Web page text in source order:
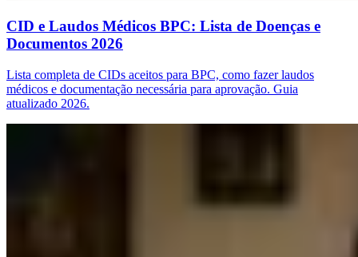
CID e Laudos Médicos BPC: Lista de Doenças e
Documentos 2026
Lista completa de CIDs aceitos para BPC, como fazer laudos
médicos e documentação necessária para aprovação. Guia
atualizado 2026.